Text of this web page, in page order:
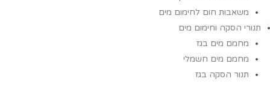
משאבות חום לחימום מים
תנורי הסקה וחימום מים
מחמם מים בגז
מחמם מים חשמלי
תנור הסקה בגז